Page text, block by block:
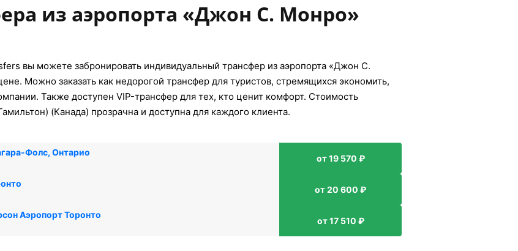
из аэропорта «Джон С. Монро»
вы можете забронировать индивидуальный трансфер из аэропорта «Джон С.
Можно заказать как недорогой трансфер для туристов, стремящихся экономить,
Также доступен VIP-трансфер для тех, кто ценит комфорт. Стоимость
(Канада) прозрачна и доступна для каждого клиента.
Фолс, Онтарио
от 19 570 ₽
от 20 600 ₽
Аэропорт Торонто
от 17 510 ₽